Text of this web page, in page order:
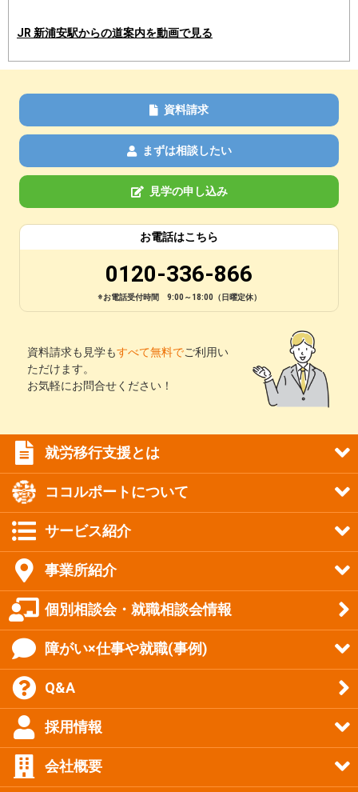
JR 新浦安駅からの道案内を動画で見る
資料請求
まずは相談したい
見学の申し込み
お電話はこちら
0120-336-866
※お電話受付時間 9:00～18:00（日曜定休）
資料請求も見学もすべて無料でご利用い
ただけます。
お気軽にお問合せください！
就労移行支援とは
ココルポートについて
サービス紹介
事業所紹介
個別相談会・就職相談会情報
障がい×仕事や就職(事例)
Q&A
採用情報
会社概要